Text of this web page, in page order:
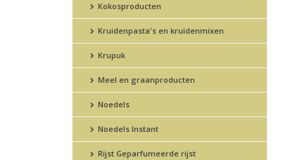
Kokosproducten
Kruidenpasta's en kruidenmixen
Krupuk
Meel en graanproducten
Noedels
Noedels Instant
Rijst Geparfumeerde rijst